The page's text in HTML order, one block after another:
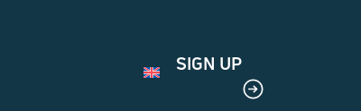
SIGN UP